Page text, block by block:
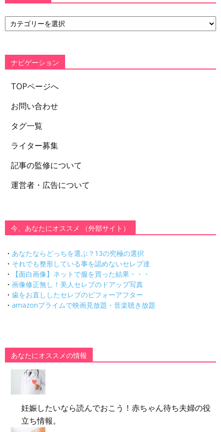
カ
テ
ー
ナビゲーション
TOPページへ
お問い合わせ
タグ一覧
ライター募集
記事の監修について
運営者・広告について
今、あなたにオススメ （外部サイト）
・ あなたならどっちを選ぶ？13の究極の選択
・ それでも整形している事を認めないセレブ達
・
【面白画像】ネットで服を買った結果・・・
・ 画像修正無し！美人セレブのドアップ写真
・ 歯をお直ししたセレブのビフォーアフター
・ amazonプライムで映画見放題・音楽聴き放題
あなたにオススメの情報
妊娠したいなら読んでおこう！赤ちゃん待ち夫婦の役
立ち情報。